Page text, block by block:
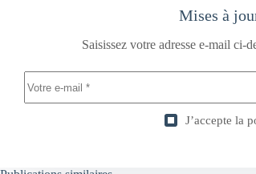
Mises à
Saisissez votre adresse e-mail ci-
J’accepte la